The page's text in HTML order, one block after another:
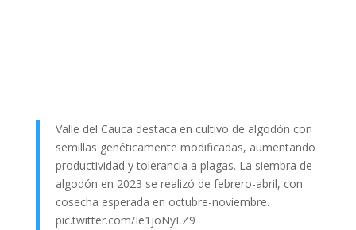
Valle del Cauca destaca en cultivo de algodón con
semillas genéticamente modificadas, aumentando
productividad y tolerancia a plagas. La siembra de
algodón en 2023 se realizó de febrero-abril, con
cosecha esperada en octubre-noviembre.
pic.twitter.com/Ie1joNyLZ9